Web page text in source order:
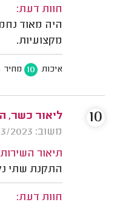
חוות דעת:
היה מאוד
מקצועיות.
איכות 10 מחיר
ליאור כשר,
משוב: 22/03/2023
תיאור
התקנת שתי
חוות דעת:
10